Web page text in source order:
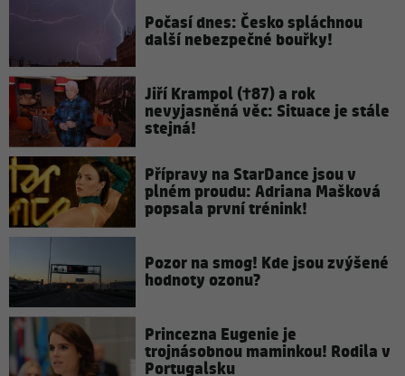
Počasí dnes: Česko spláchnou
další nebezpečné bouřky!
Jiří Krampol (†87) a rok
nevyjasněná věc: Situace je stále
stejná!
Přípravy na StarDance jsou v
plném proudu: Adriana Mašková
popsala první trénink!
Pozor na smog! Kde jsou zvýšené
hodnoty ozonu?
Princezna Eugenie je
trojnásobnou maminkou! Rodila v
Portugalsku